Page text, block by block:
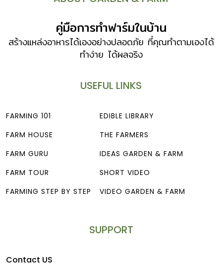
คู่มือการทำฟาร์มในบ้าน
สร้างแหล่งอาหารได้เองอย่างปลอดภัย ที่คุณทำตามเองได้
ทำง่าย ได้ผลจริง
USEFUL LINKS
FARMING 101
FARM HOUSE
FARM GURU
FARM TOUR
FARMING STEP BY STEP
EDIBLE LIBRARY
THE FARMERS
IDEAS GARDEN & FARM
SHORT VIDEO
VIDEO GARDEN & FARM
SUPPORT
Contact US